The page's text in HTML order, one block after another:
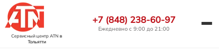
Сервисный центр ATN в
Тольятти
+7 (848) 238-60-97
Ежедневно с 9:00 до 21:00